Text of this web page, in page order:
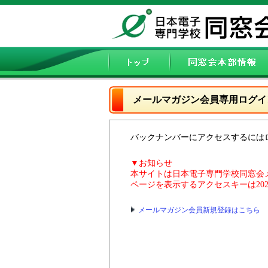
メールマガジン会員専用ログ
バックナンバーにアクセスするに
▼お知らせ
本サイトは日本電子専門学校同窓
ページを表示するアクセスキーは
メールマガジン会員新規登録はこちら